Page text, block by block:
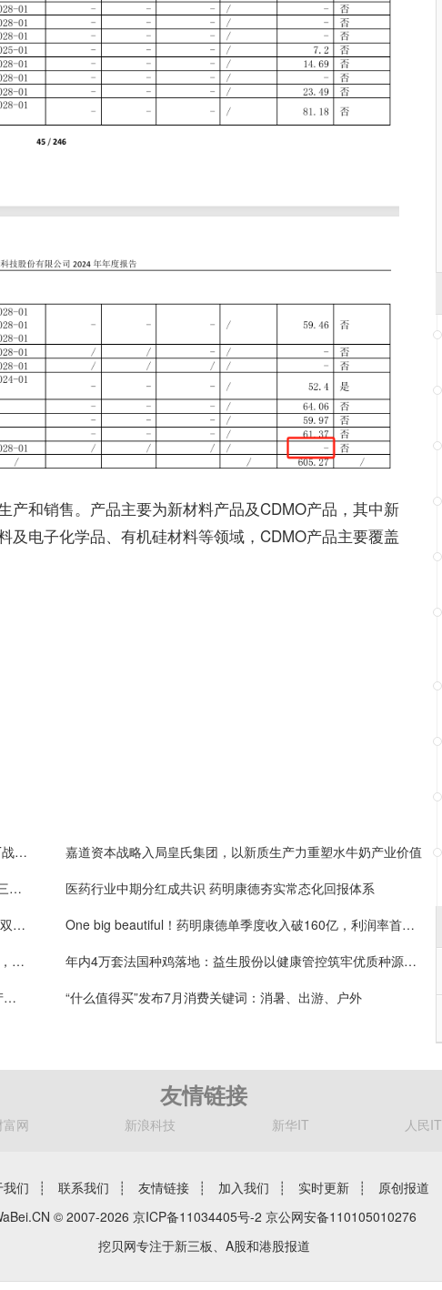
产和销售。产品主要为新材料产品及CDMO产品，其中新
及电子化学品、有机硅材料等领域，CDMO产品主要覆盖
信通电子拟1.6亿元投资物理AI视觉芯片“小巨人” AIoT战略加速落地
嘉道资本战略入局皇氏集团，以新质生产力重塑水牛奶产业价值
上半年净利破百亿、业绩指引大幅上调！药明康德凭三层确定性接住K型分化红利
医药行业中期分红成共识 药明康德夯实常态化回报体系
新泉股份2026半年报基本面持续向好，全球化与新品双轮驱动
One big beautiful！药明康德单季度收入破160亿，利润率首超40%
值得买科技OpenHubs首批上线阿里云Qwen3.8-Max，持续完善企业多模型服务
年内4万套法国种鸡落地：益生股份以健康管控筑牢优质种源竞争壁垒
机器人赛道催化密集落地 奥比中光3D视觉深度受益产业扩容
“什么值得买”发布7月消费关键词：消暑、出游、户外
友情链接
富网 新浪科技 新华IT 人民IT
我们 ┊ 联系我们 ┊ 友情链接 ┊ 加入我们 ┊ 实时更新 ┊
原创报道
© 2007-2026 京ICP备11034405号-2 京公网安备110105010276
挖贝网专注于新三板、A股和港股报道